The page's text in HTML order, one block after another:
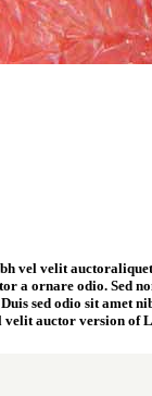
vel velit
a ornare odio. Sed
sed odio sit amet
velit auctor version of